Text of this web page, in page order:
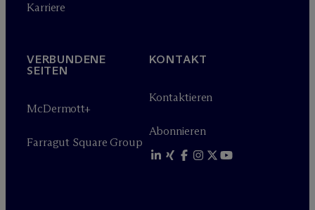
Karriere
VERBUNDENE
SEITEN
McDermott+
Farragut Square Group
KONTAKT
Kontaktieren
Abonnieren